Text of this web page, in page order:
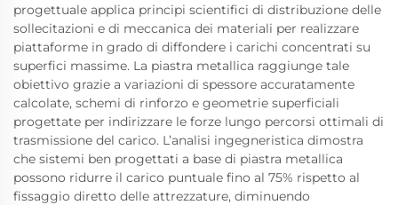
progettuale applica principi scientifici di distribuzione delle
sollecitazioni e di meccanica dei materiali per realizzare
piattaforme in grado di diffondere i carichi concentrati su
superfici massime. La piastra metallica raggiunge tale
obiettivo grazie a variazioni di spessore accuratamente
calcolate, schemi di rinforzo e geometrie superficiali
progettate per indirizzare le forze lungo percorsi ottimali di
trasmissione del carico. L’analisi ingegneristica dimostra
che sistemi ben progettati a base di piastra metallica
possono ridurre il carico puntuale fino al 75% rispetto al
fissaggio diretto delle attrezzature, diminuendo